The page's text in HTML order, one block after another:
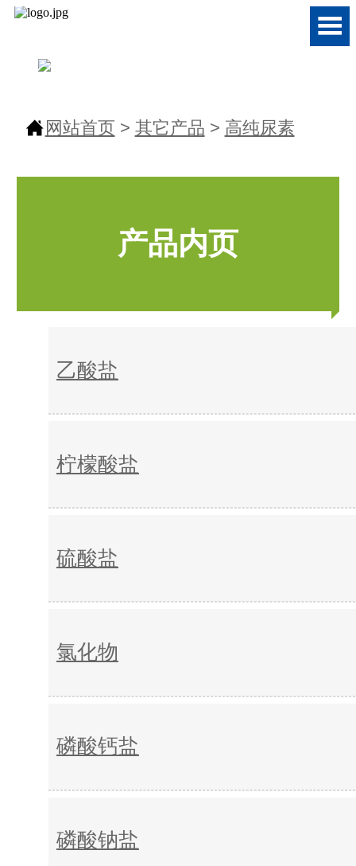

 网站首页 > 其它产品 > 高纯尿素
产品内页
乙酸盐
柠檬酸盐
硫酸盐
氯化物
磷酸钙盐
磷酸钠盐